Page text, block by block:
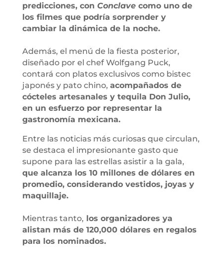
predicciones, con Conclave como uno de
los filmes que podría sorprender y
cambiar la dinámica de la noche.
Además, el menú de la fiesta posterior,
diseñado por el chef Wolfgang Puck,
contará con platos exclusivos como bistec
japonés y pato chino, acompañados de
cócteles artesanales y tequila Don Julio,
en un esfuerzo por representar la
gastronomía mexicana.
Entre las noticias más curiosas que circulan,
se destaca el impresionante gasto que
supone para las estrellas asistir a la gala,
que alcanza los 10 millones de dólares en
promedio, considerando vestidos, joyas y
maquillaje.
Mientras tanto, los organizadores ya
alistan más de 120,000 dólares en regalos
para los nominados.